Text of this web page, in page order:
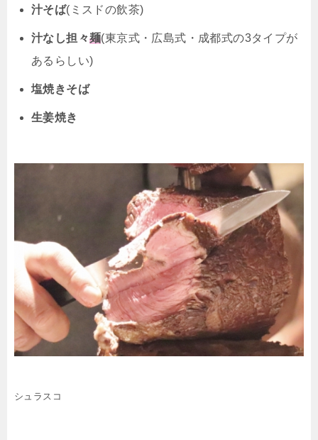
汁そば(ミスドの飲茶)
汁なし担々麺(東京式・広島式・成都式の3タイプが
あるらしい)
塩焼きそば
生姜焼き
シュラスコ